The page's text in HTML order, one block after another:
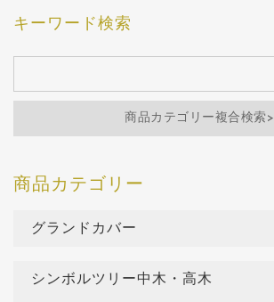
キーワード検索
商品カテゴリー複合検索>
グランドカバー
シンボルツリー中木・高木